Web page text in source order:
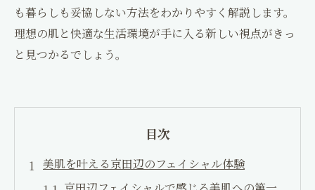
Facial&Este KAGURA
〒610-0332
採用情報
ギャラリー
も暮らしも妥協しない方法をわかりやすく解説します。
理想の肌と快適な生活環境が手に入る新しい視点がきっ
と見つかるでしょう。
目次
美肌を叶える京田辺のフェイシャル体験